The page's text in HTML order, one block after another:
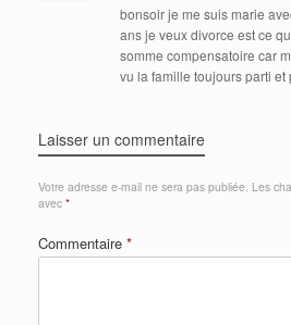
bonsoir je me suis marie
ans je veux divorce est ce
somme compensatoire car
vu la famille toujours parti et
Laisser un commentaire
Votre adresse e-mail ne sera pas publiée. Les
avec *
Commentaire *